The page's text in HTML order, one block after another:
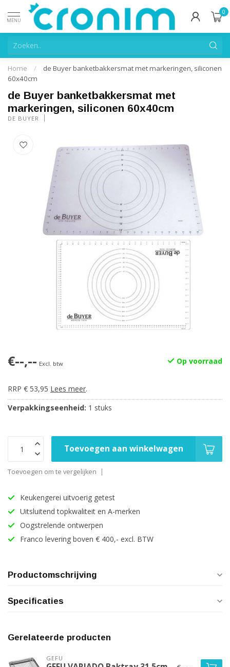
MENU
0
Home /
de Buyer banketbakkersmat met markeringen, siliconen
60x40cm
de Buyer banketbakkersmat met
markeringen, siliconen 60x40cm
DE BUYER
€--,-- Excl. btw Op voorraad
RRP € 53,95 Lees meer.
Verpakkingseenheid: 1 stuks
Toevoegen aan winkelwagen
Toevoegen om te vergelijken
Keukengerei uitvoerig getest
Uitsluitend topkwaliteit en A-merken
Oogstrelende ontwerpen
Franco levering boven € 400,- excl. BTW
Productomschrijving
Specificaties
Gerelateerde producten
GEFU